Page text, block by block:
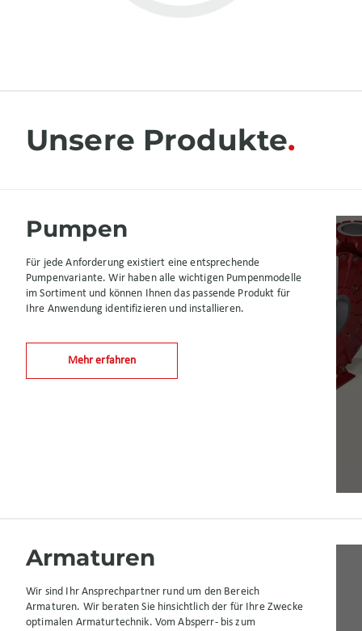
Unsere Produkte
Pumpen
Für jede Anforderung existiert eine entsprechende
Pumpenvariante. Wir haben alle wichtigen Pumpenmodelle
im Sortiment und können Ihnen das passende Produkt für
Ihre Anwendung identifizieren und installieren.
Mehr erfahren
Armaturen
Wir sind Ihr Ansprechpartner rund um den Bereich
Armaturen. Wir beraten Sie hinsichtlich der für Ihre Zwecke
optimalen Armaturtechnik. Vom Absperr- bis zum